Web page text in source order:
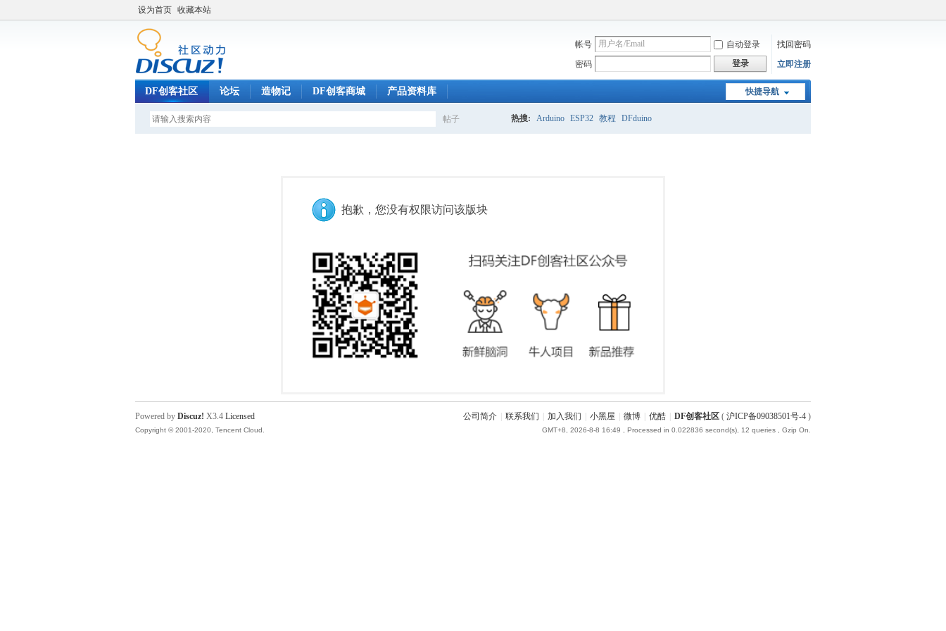
设为首页 收藏本站
帐号 自动登录
找回密码
密码
登录 立即注册
快捷导航
DF创客社区 论坛 造物记 DF创客商城 产品资料库
帖子 热搜: Arduino ESP32 教程 DFduino
抱歉，您没有权限访问该版块
公司简介 联系我们 加入我们 小黑屋 微博 优酷 DF创客社区 ( 沪ICP备09038501号-4 )
GMT+8, 2026-8-8 16:49 , Processed in 0.022836 second(s), 12 queries , Gzip On.
Powered by Discuz! X3.4 Licensed
Copyright © 2001-2020, Tencent Cloud.